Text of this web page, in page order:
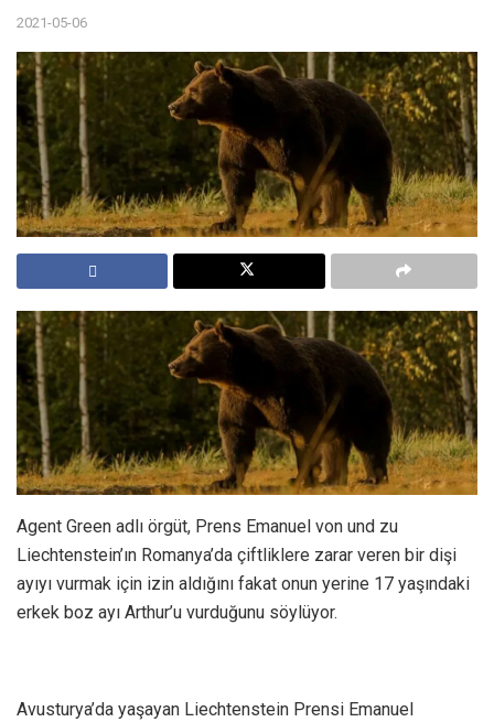
2021-05-06
Agent Green adlı örgüt, Prens Emanuel von und zu
Liechtenstein’ın Romanya’da çiftliklere zarar veren bir dişi
ayıyı vurmak için izin aldığını fakat onun yerine 17 yaşındaki
erkek boz ayı Arthur’u vurduğunu söylüyor.
Avusturya’da yaşayan Liechtenstein Prensi Emanuel